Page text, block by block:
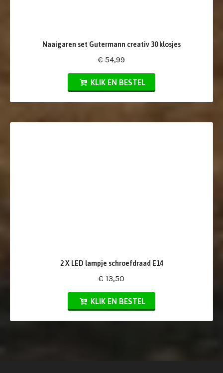
Naaigaren set Gutermann creativ 30 klosjes
€ 54,99
KLIK EN BESTEL
2 X LED lampje schroefdraad E14
€ 13,50
KLIK EN BESTEL